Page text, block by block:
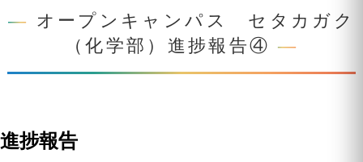
オープンキャンパス セタカガク
（化学部）進捗報告④
進捗報告